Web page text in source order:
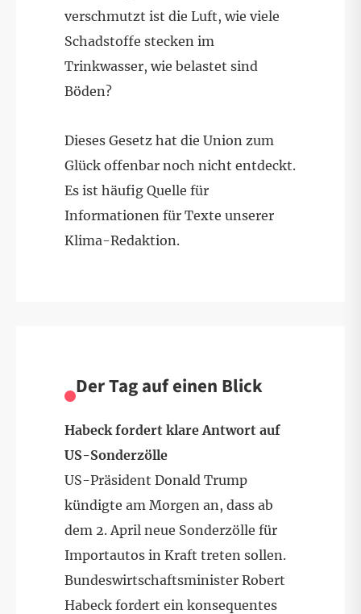
verschmutzt ist die Luft, wie viele
Schadstoffe stecken im
Trinkwasser, wie belastet sind
Böden?
Dieses Gesetz hat die Union zum
Glück offenbar noch nicht entdeckt.
Es ist häufig Quelle für
Informationen für Texte unserer
Klima-Redaktion.
Der Tag auf einen Blick
Habeck fordert klare Antwort auf
US-Sonderzölle
US-Präsident Donald Trump
kündigte am Morgen an, dass ab
dem 2. April neue Sonderzölle für
Importautos in Kraft treten sollen.
Bundeswirtschaftsminister Robert
Habeck fordert ein konsequentes